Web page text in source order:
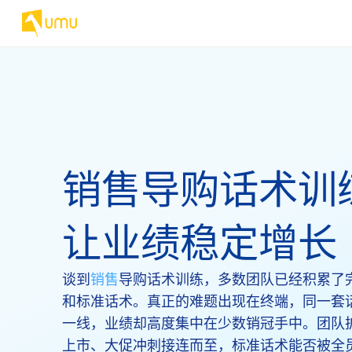
销售导购话术训
让业绩稳定增长
谈到销售导购话术训练，多数团队已经积累了
和标准话术。真正的难题出现在终端，同一套
一线，业绩却高度集中在少数销冠手中。团队
上市、大促冲刺接连而至，标准话术能否被全